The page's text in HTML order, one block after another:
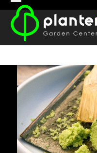
content
Open
mobile
menu
Close
mobile
menu